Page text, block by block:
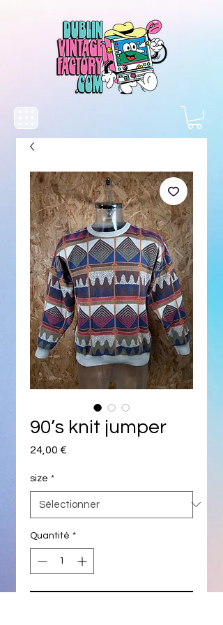
90’s knit jumper
24,00 €
size *
Quantité *